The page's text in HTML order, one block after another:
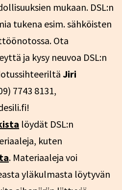
mukaan. DSL:n
tukena esim. sähköisten
Ota
ja kysy neuvoa DSL:n
Jiri
7743 8131,
löydät DSL:n
kuten
. Materiaaleja voi
yläkulmasta löytyvän